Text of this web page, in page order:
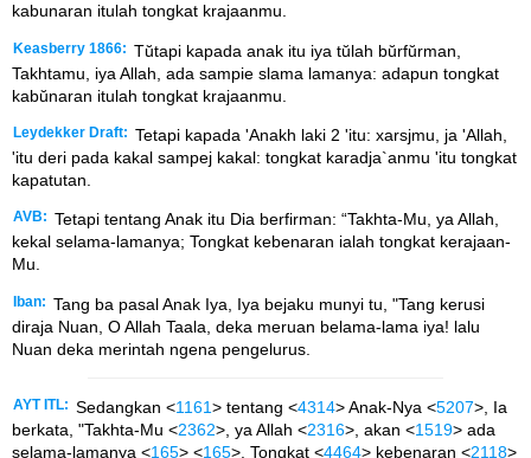
kabunaran itulah tongkat krajaanmu.
Keasberry 1866: Tŭtapi kapada anak itu iya tŭlah bŭrfŭrman,
Takhtamu, iya Allah, ada sampie slama lamanya: adapun tongkat
kabŭnaran itulah tongkat krajaanmu.
Leydekker Draft: Tetapi kapada 'Anakh laki 2 'itu: xarsjmu, ja 'Allah,
'itu deri pada kakal sampej kakal: tongkat karadja`anmu 'itu tongkat
kapatutan.
AVB: Tetapi tentang Anak itu Dia berfirman: “Takhta-Mu, ya Allah,
kekal selama-lamanya; Tongkat kebenaran ialah tongkat kerajaan-
Mu.
Iban: Tang ba pasal Anak Iya, Iya bejaku munyi tu, "Tang kerusi
diraja Nuan, O Allah Taala, deka meruan belama-lama iya! lalu
Nuan deka merintah ngena pengelurus.
AYT ITL: Sedangkan <1161> tentang <4314> Anak-Nya <5207>, Ia
berkata, "Takhta-Mu <2362>, ya Allah <2316>, akan <1519> ada
selama-lamanya <165> <165>. Tongkat <4464> kebenaran <2118>